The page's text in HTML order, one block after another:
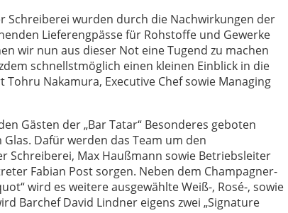
Schreiberei wurden durch die Nachwirkungen der
Lieferengpässe für Rohstoffe und Gewerke
wir nun aus dieser Not eine Tugend zu machen
schnellstmöglich einen kleinen Einblick in die
Nakamura, Executive Chef sowie Managing
Gästen der „Bar Tatar“ Besonderes geboten
Dafür werden das Team um den
Schreiberei, Max Haußmann sowie Betriebsleiter
Fabian Post sorgen. Neben dem Champagner-
wird es weitere ausgewählte Weiß-, Rosé-, sowie
Barchef David Lindner eigens zwei „Signature